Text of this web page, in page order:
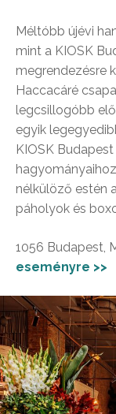
Méltóbb újévi
mint a KIOSK
megrendezésre
Haccacáré
legcsillogóbb
egyik
KIOSK
nélkülöző estén
páholyok és
1056 Budapest,
eseményre >>